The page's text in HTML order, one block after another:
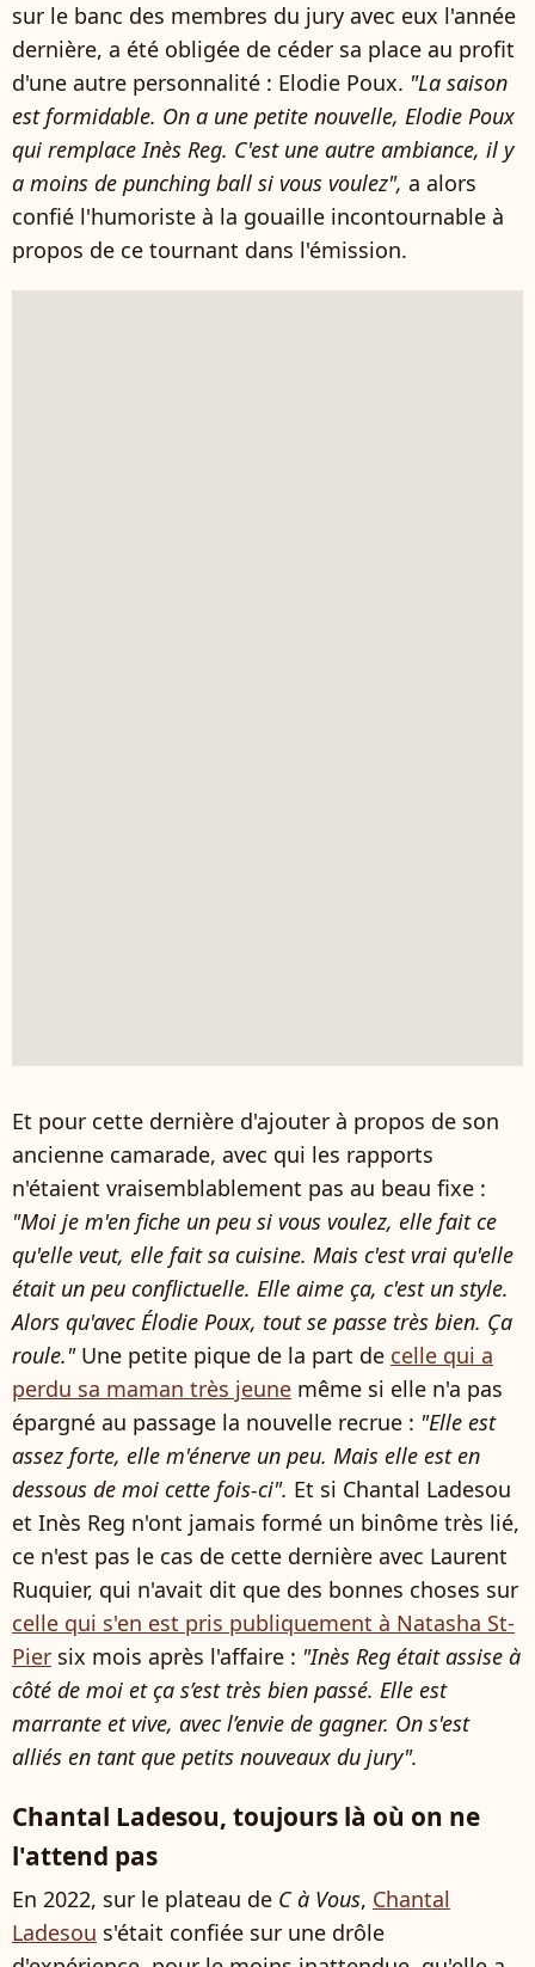
sur le banc des membres du jury avec eux l'année
dernière, a été obligée de céder sa place au profit
d'une autre personnalité : Elodie Poux. "La saison
est formidable. On a une petite nouvelle, Elodie Poux
qui remplace Inès Reg. C'est une autre ambiance, il y
a moins de punching ball si vous voulez", a alors
confié l'humoriste à la gouaille incontournable à
propos de ce tournant dans l'émission.
Et pour cette dernière d'ajouter à propos de son
ancienne camarade, avec qui les rapports
n'étaient vraisemblablement pas au beau fixe :
"Moi je m'en fiche un peu si vous voulez, elle fait ce
qu'elle veut, elle fait sa cuisine. Mais c'est vrai qu'elle
était un peu conflictuelle. Elle aime ça, c'est un style.
Alors qu'avec Élodie Poux, tout se passe très bien. Ça
roule." Une petite pique de la part de celle qui a
perdu sa maman très jeune même si elle n'a pas
épargné au passage la nouvelle recrue : "Elle est
assez forte, elle m'énerve un peu. Mais elle est en
dessous de moi cette fois-ci". Et si Chantal Ladesou
et Inès Reg n'ont jamais formé un binôme très lié,
ce n'est pas le cas de cette dernière avec Laurent
Ruquier, qui n'avait dit que des bonnes choses sur
celle qui s'en est pris publiquement à Natasha St-
Pier six mois après l'affaire : "Inès Reg était assise à
côté de moi et ça s’est très bien passé. Elle est
marrante et vive, avec l’envie de gagner. On s'est
alliés en tant que petits nouveaux du jury".
Chantal Ladesou, toujours là où on ne
l'attend pas
En 2022, sur le plateau de C à Vous, Chantal
Ladesou s'était confiée sur une drôle